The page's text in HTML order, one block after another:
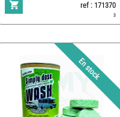
ref : 171370
3